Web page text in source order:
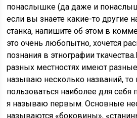
понаслышке (да даже и
если вы знаете какие-то другие
станка, напишите об этом в
это очень любопытно, хочется
познания в этнографии
разных местностях имеют
называю несколько названий,
пользоваться наиболее для
я называю первым. Основные
называются «боковины»,